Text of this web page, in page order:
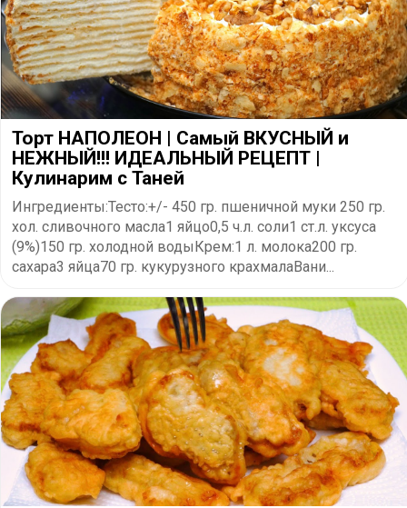
Торт НАПОЛЕОН | Cамый ВКУСНЫЙ и
НЕЖНЫЙ!!! ИДЕАЛЬНЫЙ РЕЦЕПТ |
Кулинарим с Таней
Ингредиенты:Тесто:+/- 450 гр. пшеничной муки 250 гр.
хол. сливочного масла1 яйцо0,5 ч.л. соли1 ст.л. уксуса
(9%)150 гр. холодной водыКрем:1 л. молока200 гр.
сахара3 яйца70 гр. кукурузного крахмалаВани...